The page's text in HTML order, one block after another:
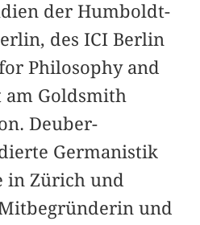
der Humboldt-
des ICI Berlin
Philosophy and
am Goldsmith
Deuber-
Germanistik
in Zürich und
und